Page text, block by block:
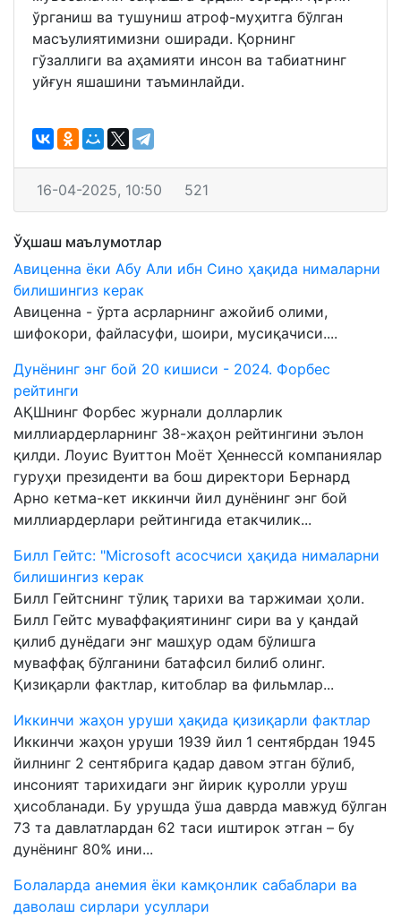
ўрганиш ва тушуниш атроф-муҳитга бўлган
масъулиятимизни оширади. Қорнинг
гўзаллиги ва аҳамияти инсон ва табиатнинг
уйғун яшашини таъминлайди.
16-04-2025, 10:50 521
Ўҳшаш маълумотлар
Авиценна ёки Абу Али ибн Сино ҳақида нималарни
билишингиз керак
Авиценна - ўрта асрларнинг ажойиб олими,
шифокори, файласуфи, шоири, мусиқачиси....
Дунёнинг энг бой 20 кишиси - 2024. Форбес
рейтинги
АҚШнинг Форбес журнали долларлик
миллиардерларнинг 38-жаҳон рейтингини эълон
қилди. Лоуис Вуиттон Моëт Ҳеннессй компаниялар
гуруҳи президенти ва бош директори Бернард
Арно кетма-кет иккинчи йил дунёнинг энг бой
миллиардерлари рейтингида етакчилик...
Билл Гейтс: "Microsoft асосчиси ҳақида нималарни
билишингиз керак
Билл Гейтснинг тўлиқ тарихи ва таржимаи ҳоли.
Билл Гейтс муваффақиятининг сири ва у қандай
қилиб дунёдаги энг машҳур одам бўлишга
муваффақ бўлганини батафсил билиб олинг.
Қизиқарли фактлар, китоблар ва фильмлар...
Иккинчи жаҳон уруши ҳақида қизиқарли фактлар
Иккинчи жаҳон уруши 1939 йил 1 сентябрдан 1945
йилнинг 2 сентябрига қадар давом этган бўлиб,
инсоният тарихидаги энг йирик қуролли уруш
ҳисобланади. Бу урушда ўша даврда мавжуд бўлган
73 та давлатлардан 62 таси иштирок этган – бу
дунёнинг 80% ини...
Болаларда анемия ёки камқонлик сабаблари ва
даволаш сирлари усуллари